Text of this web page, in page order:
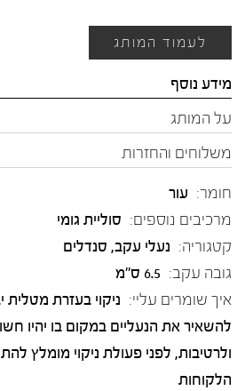
לעמוד המותג
מידע נוסף
על המותג
משלוחים והחזרות
חומר: עור
מרכיבים נוספים: סוליית גומי
קטגוריה: נעלי עקב, סנדלים
גובה עקב: 6.5 ס"מ
איך שומרים עליי: ניקוי בעזרת
להשאיר את הנעליים במקום בו יהיו
ולרטיבות, לפני פעולת ניקוי מומלץ
הלקוחות